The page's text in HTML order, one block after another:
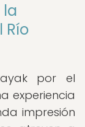
la
Río
por el
experiencia
impresión